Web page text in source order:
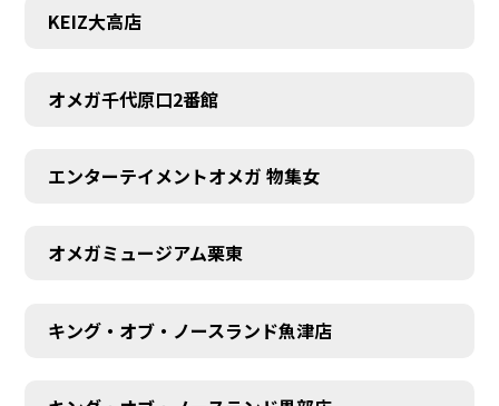
KEIZ大高店
オメガ千代原口2番館
エンターテイメントオメガ 物集女
オメガミュージアム栗東
キング・オブ・ノースランド魚津店